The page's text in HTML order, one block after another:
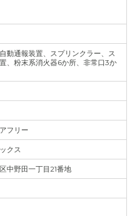
動通報装置、スプリンクラー、ス
、粉末系消火器6か所、非常口3か
フリー
クス
中野田一丁目21番地